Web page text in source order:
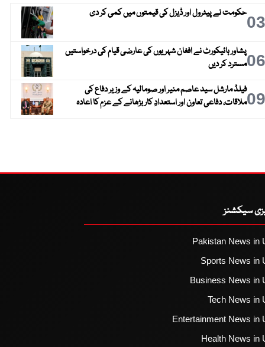
03حکومت نے پیٹرول اور ڈیزل کی قیمتوں میں کمی کر دی
06پشاور ہائیکورٹ نے افغان شہریوں کی عارضی قیام کی درخواستیں
مسترد کر دیں
09فیلڈ مارشل سید عاصم منیر اور صومالیہ کے وزیر دفاع کی
ملاقات، دفاعی تعاون اور استعدادِ کار بڑھانے کے عزم کا اعادہ
سیکشنز
Pakistan News in
Sports News in
Business News in
Tech News in
Entertainment News in
Health News in